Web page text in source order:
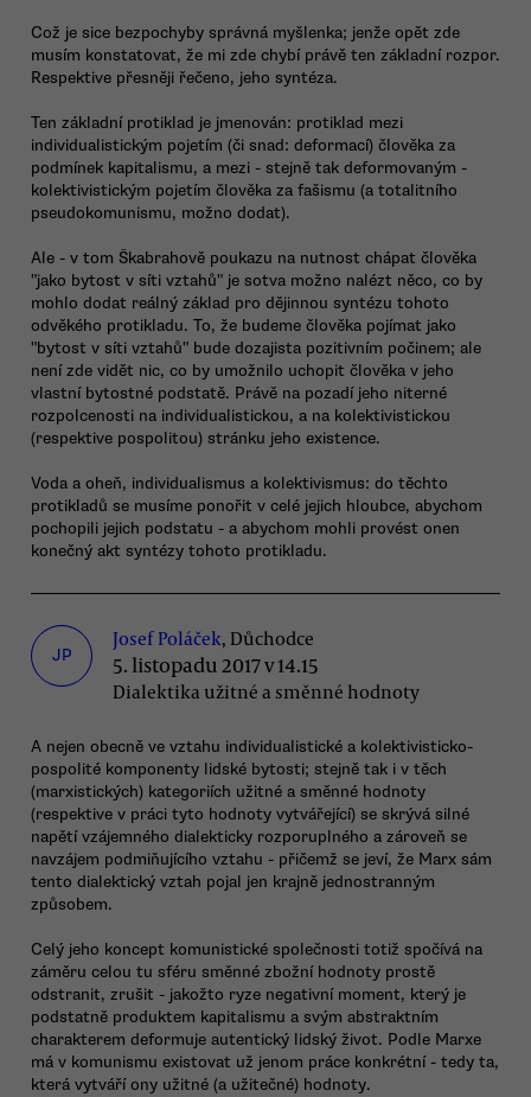
Což je sice bezpochyby správná myšlenka; jenže opět zde
musím konstatovat, že mi zde chybí právě ten základní rozpor.
Respektive přesněji řečeno, jeho syntéza.
Ten základní protiklad je jmenován: protiklad mezi
individualistickým pojetím (či snad: deformací) člověka za
podmínek kapitalismu, a mezi - stejně tak deformovaným -
kolektivistickým pojetím člověka za fašismu (a totalitního
pseudokomunismu, možno dodat).
Ale - v tom Škabrahově poukazu na nutnost chápat člověka
"jako bytost v síti vztahů" je sotva možno nalézt něco, co by
mohlo dodat reálný základ pro dějinnou syntézu tohoto
odvěkého protikladu. To, že budeme člověka pojímat jako
"bytost v síti vztahů" bude dozajista pozitivním počinem; ale
není zde vidět nic, co by umožnilo uchopit člověka v jeho
vlastní bytostné podstatě. Právě na pozadí jeho niterné
rozpolcenosti na individualistickou, a na kolektivistickou
(respektive pospolitou) stránku jeho existence.
Voda a oheň, individualismus a kolektivismus: do těchto
protikladů se musíme ponořit v celé jejich hloubce, abychom
pochopili jejich podstatu - a abychom mohli provést onen
konečný akt syntézy tohoto protikladu.
JP
Josef Poláček, Důchodce
5. listopadu 2017 v 14.15
Dialektika užitné a směnné hodnoty
A nejen obecně ve vztahu individualistické a kolektivisticko-
pospolité komponenty lidské bytosti; stejně tak i v těch
(marxistických) kategoriích užitné a směnné hodnoty
(respektive v práci tyto hodnoty vytvářející) se skrývá silné
napětí vzájemného dialekticky rozporuplného a zároveň se
navzájem podmiňujícího vztahu - přičemž se jeví, že Marx sám
tento dialektický vztah pojal jen krajně jednostranným
způsobem.
Celý jeho koncept komunistické společnosti totiž spočívá na
záměru celou tu sféru směnné zbožní hodnoty prostě
odstranit, zrušit - jakožto ryze negativní moment, který je
podstatně produktem kapitalismu a svým abstraktním
charakterem deformuje autentický lidský život. Podle Marxe
má v komunismu existovat už jenom práce konkrétní - tedy ta,
která vytváří ony užitné (a užitečné) hodnoty.